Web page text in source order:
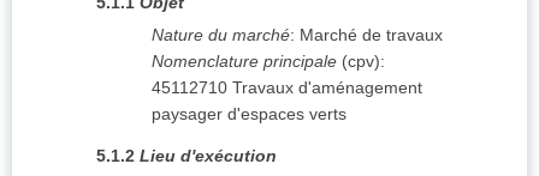
Nature du marché: Marché de travaux
Nomenclature principale (cpv):
45112710 Travaux d'aménagement
paysager d'espaces verts
5.1.2 Lieu d'exécution